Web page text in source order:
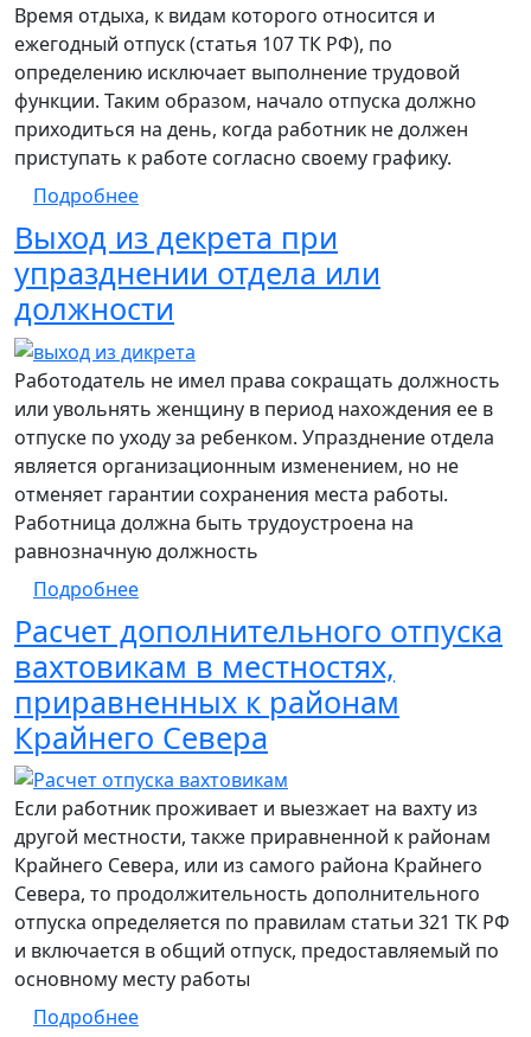
Время отдыха, к видам которого относится и
ежегодный отпуск (статья 107 ТК РФ), по
определению исключает выполнение трудовой
функции. Таким образом, начало отпуска должно
приходиться на день, когда работник не должен
приступать к работе согласно своему графику.
Подробнеео Оформление начала отпуска после
Выход из декрета при
упразднении отдела или
должности
Работодатель не имел права сокращать должность
или увольнять женщину в период нахождения ее в
отпуске по уходу за ребенком. Упразднение отдела
является организационным изменением, но не
отменяет гарантии сохранения места работы.
Работница должна быть трудоустроена на
равнозначную должность
Подробнеео Выход из декрета при упразднении
Расчет дополнительного отпуска
вахтовикам в местностях,
приравненных к районам
Крайнего Севера
Если работник проживает и выезжает на вахту из
другой местности, также приравненной к районам
Крайнего Севера, или из самого района Крайнего
Севера, то продолжительность дополнительного
отпуска определяется по правилам статьи 321 ТК РФ
и включается в общий отпуск, предоставляемый по
основному месту работы
Подробнеео Расчет дополнительного отпуска